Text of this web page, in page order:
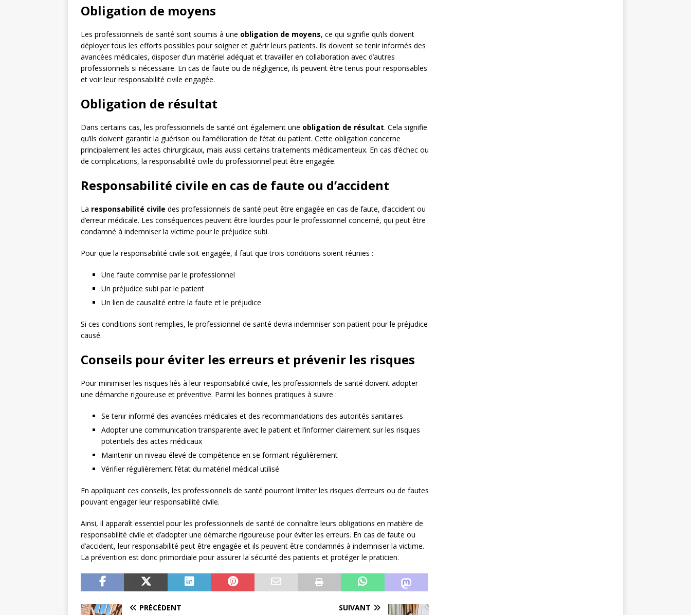
Obligation de moyens
Les professionnels de santé sont soumis à une obligation de moyens, ce qui signifie qu’ils doivent
déployer tous les efforts possibles pour soigner et guérir leurs patients. Ils doivent se tenir informés des
avancées médicales, disposer d’un matériel adéquat et travailler en collaboration avec d’autres
professionnels si nécessaire. En cas de faute ou de négligence, ils peuvent être tenus pour responsables
et voir leur responsabilité civile engagée.
Obligation de résultat
Dans certains cas, les professionnels de santé ont également une obligation de résultat. Cela signifie
qu’ils doivent garantir la guérison ou l’amélioration de l’état du patient. Cette obligation concerne
principalement les actes chirurgicaux, mais aussi certains traitements médicamenteux. En cas d’échec ou
de complications, la responsabilité civile du professionnel peut être engagée.
Responsabilité civile en cas de faute ou d’accident
La responsabilité civile des professionnels de santé peut être engagée en cas de faute, d’accident ou
d’erreur médicale. Les conséquences peuvent être lourdes pour le professionnel concerné, qui peut être
condamné à indemniser la victime pour le préjudice subi.
Pour que la responsabilité civile soit engagée, il faut que trois conditions soient réunies :
Une faute commise par le professionnel
Un préjudice subi par le patient
Un lien de causalité entre la faute et le préjudice
Si ces conditions sont remplies, le professionnel de santé devra indemniser son patient pour le préjudice
causé.
Conseils pour éviter les erreurs et prévenir les risques
Pour minimiser les risques liés à leur responsabilité civile, les professionnels de santé doivent adopter
une démarche rigoureuse et préventive. Parmi les bonnes pratiques à suivre :
Se tenir informé des avancées médicales et des recommandations des autorités sanitaires
Adopter une communication transparente avec le patient et l’informer clairement sur les risques
potentiels des actes médicaux
Maintenir un niveau élevé de compétence en se formant régulièrement
Vérifier régulièrement l’état du matériel médical utilisé
En appliquant ces conseils, les professionnels de santé pourront limiter les risques d’erreurs ou de fautes
pouvant engager leur responsabilité civile.
Ainsi, il apparaît essentiel pour les professionnels de santé de connaître leurs obligations en matière de
responsabilité civile et d’adopter une démarche rigoureuse pour éviter les erreurs. En cas de faute ou
d’accident, leur responsabilité peut être engagée et ils peuvent être condamnés à indemniser la victime.
La prévention est donc primordiale pour assurer la sécurité des patients et protéger le praticien.
PRÉCÉDENT SUIVANT